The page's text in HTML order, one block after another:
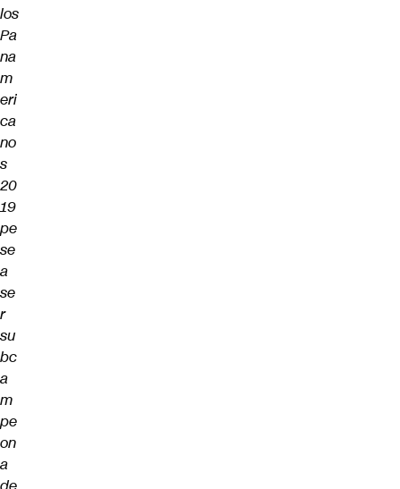
los
Pa
na
m
eri
ca
no
s
20
19
pe
se
a
se
r
su
bc
a
m
pe
on
a